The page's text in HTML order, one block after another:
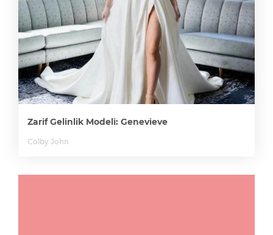
Zarif Gelinlik Modeli: Genevieve
Colby John